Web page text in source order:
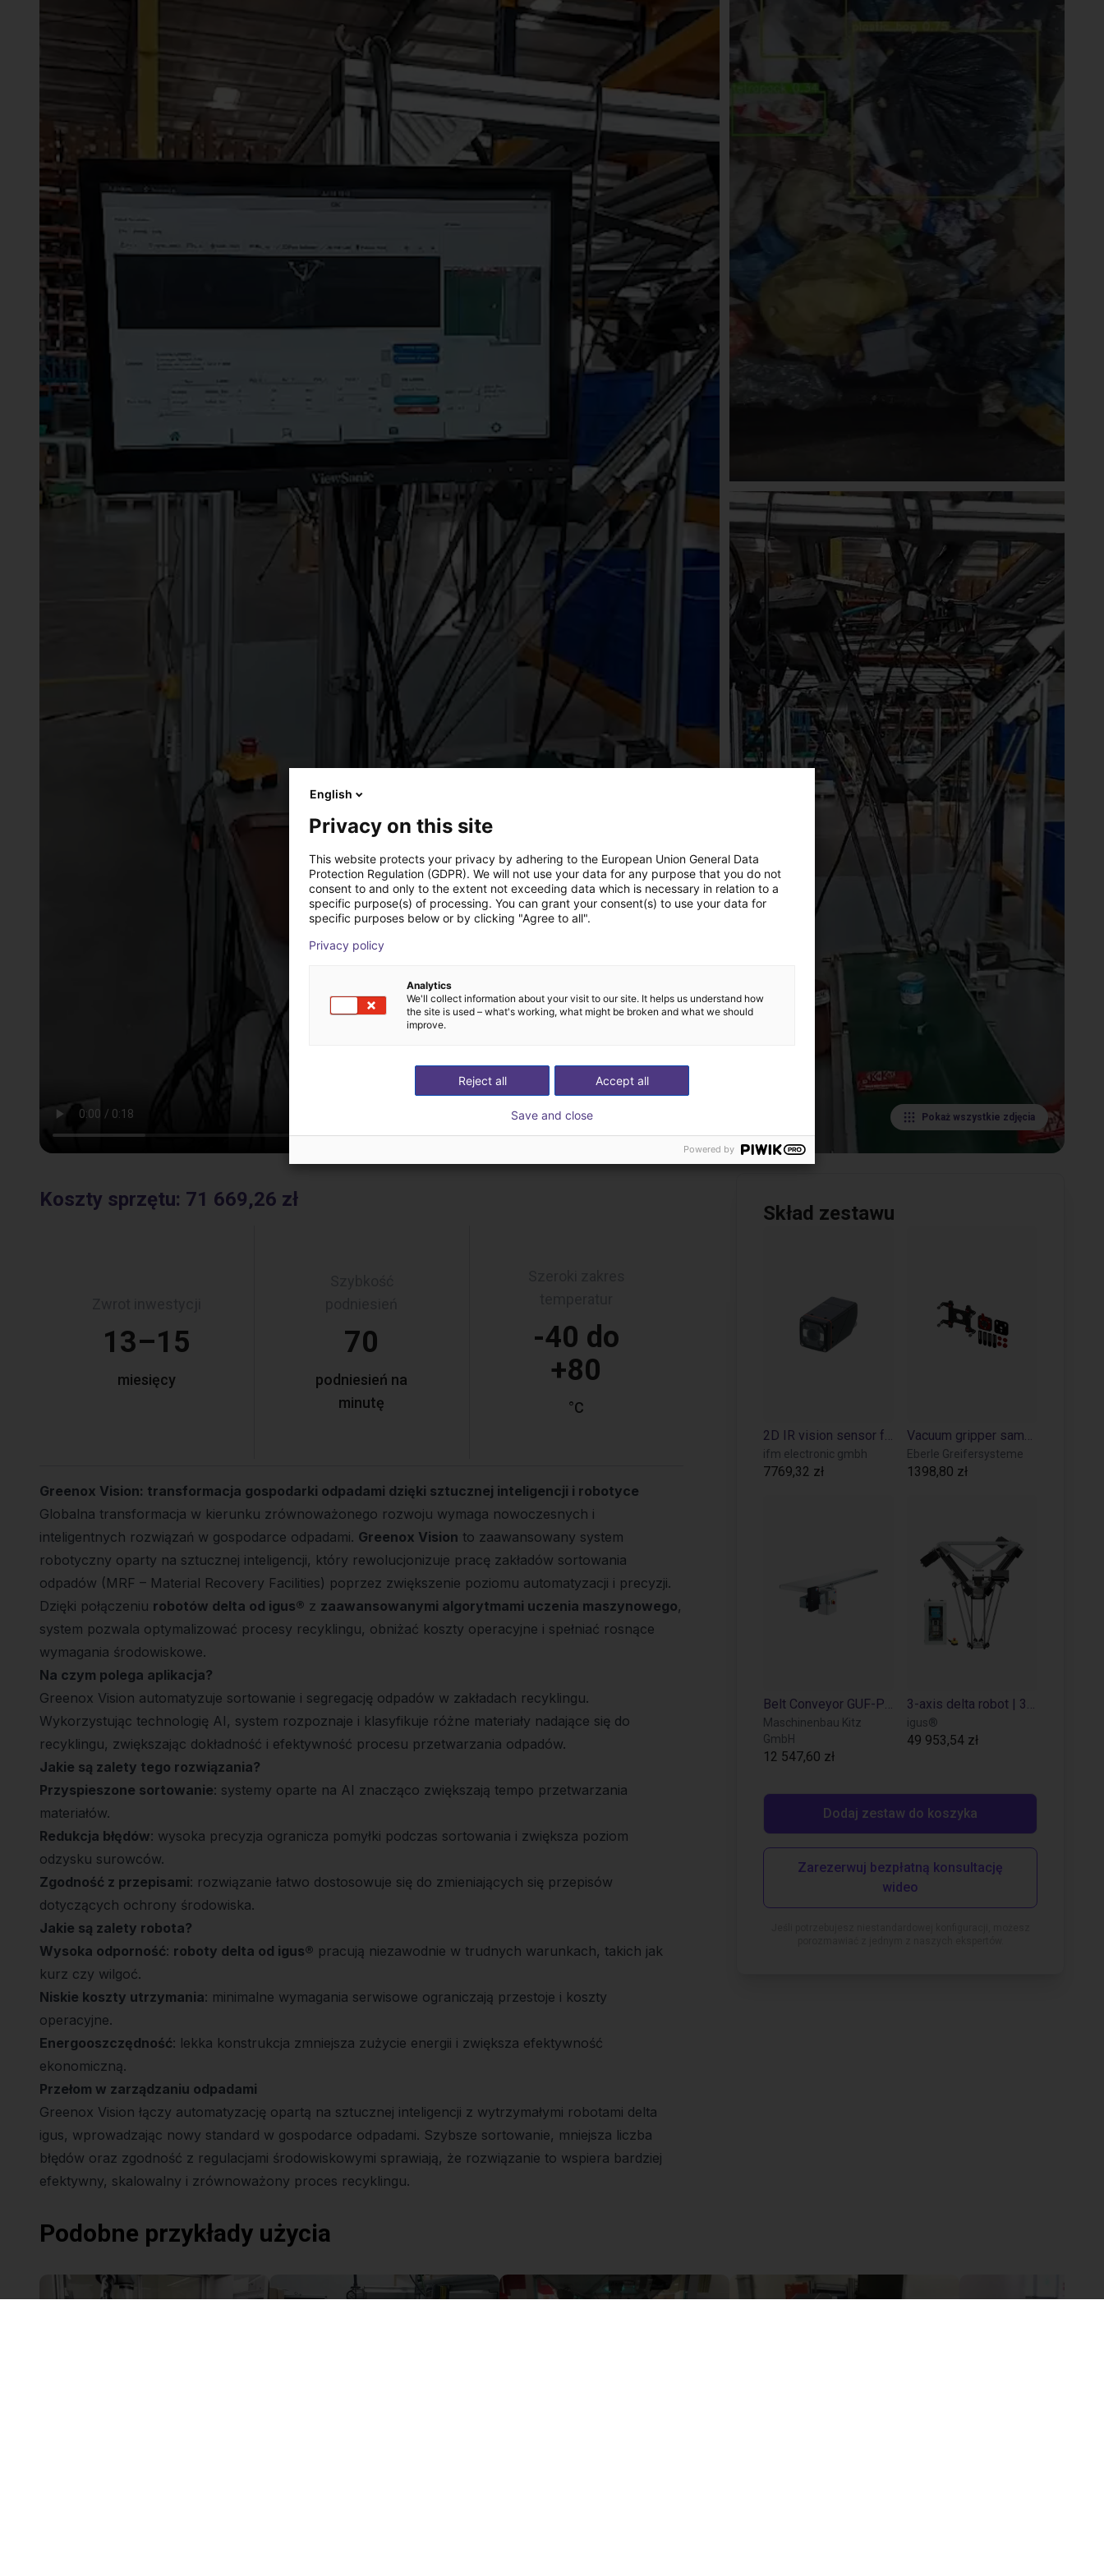
Pokaż wszystkie zdjęcia
Koszty sprzętu: 71 669,26 zł
13–15
miesięcy
70
podniesień na
minutę
-40 do
+80
°C
Greenox Vision: transformacja gospodarki odpadami dzięki sztucznej inteligencji i robotyce
Globalna transformacja w kierunku zrównoważonego rozwoju wymaga nowoczesnych i
inteligentnych rozwiązań w gospodarce odpadami. Greenox Vision to zaawansowany system
robotyczny oparty na sztucznej inteligencji, który rewolucjonizuje pracę zakładów sortowania
odpadów (MRF – Material Recovery Facilities) poprzez zwiększenie poziomu automatyzacji i precyzji.
Dzięki połączeniu robotów delta od igus® z zaawansowanymi algorytmami uczenia maszynowego,
system pozwala optymalizować procesy recyklingu, obniżać koszty operacyjne i spełniać rosnące
wymagania środowiskowe.
Na czym polega aplikacja?
Greenox Vision automatyzuje sortowanie i segregację odpadów w zakładach recyklingu.
Wykorzystując technologię AI, system rozpoznaje i klasyfikuje różne materiały nadające się do
recyklingu, zwiększając dokładność i efektywność procesu przetwarzania odpadów.
Jakie są zalety tego rozwiązania?
Przyspieszone sortowanie: systemy oparte na AI znacząco zwiększają tempo przetwarzania
materiałów.
Redukcja błędów: wysoka precyzja ogranicza pomyłki podczas sortowania i zwiększa poziom
odzysku surowców.
Zgodność z przepisami: rozwiązanie łatwo dostosowuje się do zmieniających się przepisów
dotyczących ochrony środowiska.
Jakie są zalety robota?
Wysoka odporność: roboty delta od igus® pracują niezawodnie w trudnych warunkach, takich jak
kurz czy wilgoć.
Niskie koszty utrzymania: minimalne wymagania serwisowe ograniczają przestoje i koszty
operacyjne.
Energooszczędność: lekka konstrukcja zmniejsza zużycie energii i zwiększa efektywność
ekonomiczną.
Przełom w zarządzaniu odpadami
Greenox Vision łączy automatyzację opartą na sztucznej inteligencji z wytrzymałymi robotami delta
igus, wprowadzając nowy standard w gospodarce odpadami. Szybsze sortowanie, mniejsza liczba
błędów oraz zgodność z regulacjami środowiskowymi sprawiają, że rozwiązanie to wspiera bardziej
efektywny, skalowalny i zrównoważony proces recyklingu.
Skład zestawu
ifm electronic gmbh
7769,32 zł
Eberle Greifersysteme
1398,80 zł
Maschinenbau Kitz
GmbH
12 547,60 zł
igus®
49 953,54 zł
Dodaj zestaw do koszyka
Zarezerwuj bezpłatną konsultację
wideo
Podobne przykłady użycia
English
Privacy on this site
This website protects your privacy by adhering to the European Union General Data
Protection Regulation (GDPR). We will not use your data for any purpose that you do not
consent to and only to the extent not exceeding data which is necessary in relation to a
specific purpose(s) of processing. You can grant your consent(s) to use your data for
specific purposes below or by clicking "Agree to all".
Privacy policy
Analytics
We'll collect information about your visit to our site. It helps us understand how
the site is used – what's working, what might be broken and what we should
improve.
Accept all
Reject all
Save and close
Powered by